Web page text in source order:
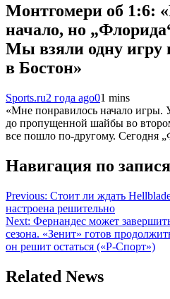
Монтгомери об 1:6:
начало, но
Мы взяли одну игру
в Бостон»
Sports.ru2 года ago01 mins
«Мне понравилось начало игры.
до пропущенной шайбы во
все пошло по-другому. Сегодня
Навигация по
Previous: Стоит ли ждать
настроена решительно
Next: Фернандес может
сезона. «Зенит» готов
он решит остаться («Р-Спорт»)
Related News